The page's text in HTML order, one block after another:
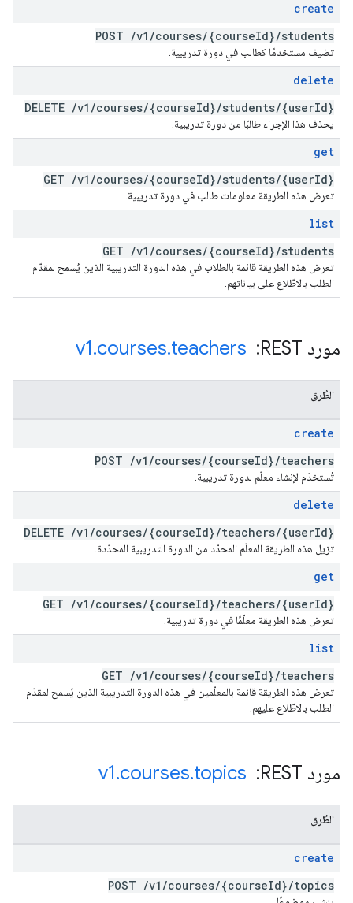
create
POST /v1 /courses/{courseId}/students
تضيف مستخدمًا كطالب في دورة تدريبية.
delete
DELETE /v1 /courses/{courseId}/students/{userId}
يحذف هذا الإجراء طالبًا من دورة تدريبية.
get
GET /v1 /courses/{courseId}/students/{userId}
تعرض هذه الطريقة معلومات طالب في دورة تدريبية.
list
GET /v1 /courses/{courseId}/students
تعرض هذه الطريقة قائمة بالطلاب في هذه الدورة التدريبية الذين يُسمح لمقدّم
الطلب بالاطّلاع على بياناتهم.
مورد REST: ‏ v1.courses.teachers
الطُرق
create
POST /v1 /courses/{courseId}/teachers
تُستخدَم لإنشاء معلّم لدورة تدريبية.
delete
DELETE /v1 /courses/{courseId}/teachers/{userId}
تزيل هذه الطريقة المعلّم المحدّد من الدورة التدريبية المحدّدة.
get
GET /v1 /courses/{courseId}/teachers/{userId}
تعرض هذه الطريقة معلّمًا في دورة تدريبية.
list
GET /v1 /courses/{courseId}/teachers
تعرض هذه الطريقة قائمة بالمعلّمين في هذه الدورة التدريبية الذين يُسمح لمقدّم
الطلب بالاطّلاع عليهم.
مورد REST: ‏ v1.courses.topics
الطُرق
create
POST /v1 /courses/{courseId}/topics